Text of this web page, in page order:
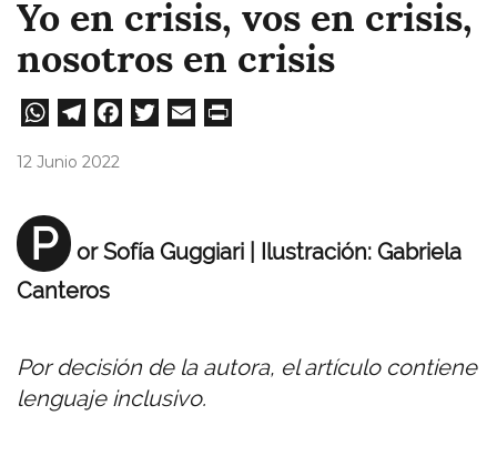
Yo en crisis, vos en crisis,
nosotros en crisis
W
A
pp
Te
m
Fa
12 Junio 2022
P or Sofía Guggiari
| Ilustración: Gabriela
Canteros
Por decisión de la autora, el artículo contiene
lenguaje inclusivo.